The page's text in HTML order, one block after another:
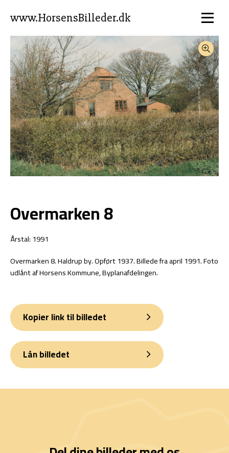
www.HorsensBilleder.dk
Overmarken 8
Årstal: 1991
Overmarken 8. Haldrup by. Opført 1937. Billede fra april 1991. Foto
udlånt af Horsens Kommune, Byplanafdelingen.
Kopier link til billedet
Lån billedet